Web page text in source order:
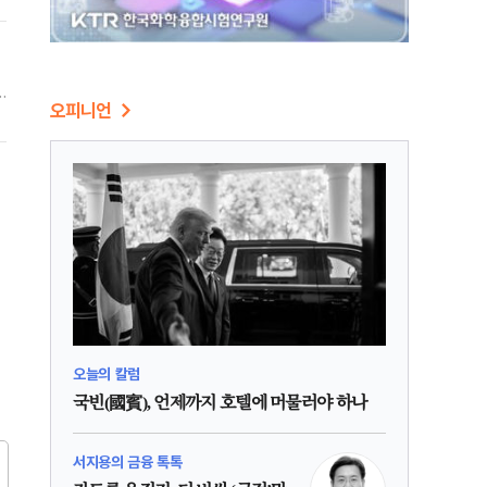
오피니언
오늘의 칼럼
국빈(國賓), 언제까지 호텔에 머물러야 하나
서지용의 금융 톡톡